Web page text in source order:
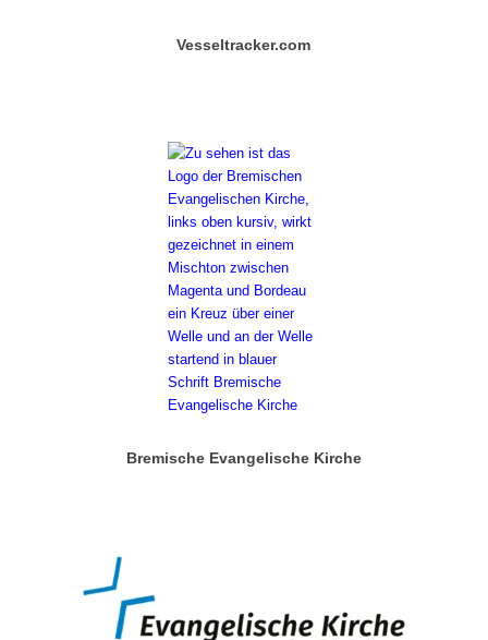
Vesseltracker.com
Bremische Evangelische Kirche